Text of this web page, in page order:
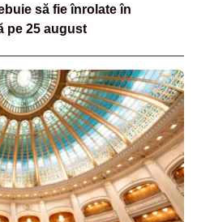
să fie înrolate în
pe 25 august